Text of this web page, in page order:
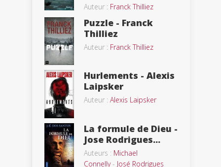
Auteur : Franck Thilliez
Puzzle - Franck
Thilliez
Auteur : Franck Thilliez
Hurlements - Alexis
Laipsker
Auteur : Alexis Laipsker
La formule de Dieu -
Jose Rodrigues...
Auteurs : Michael
Connelly- José Rodrigues